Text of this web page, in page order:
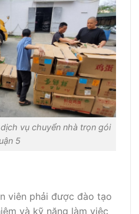
vụ chuyển nhà trọn gói
5
viên phải được đào tạo
và kỹ năng làm việc